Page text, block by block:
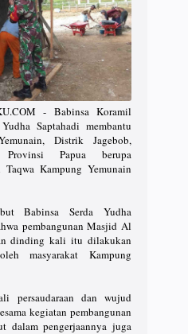
- Babinsa Koramil
Saptahadi membantu
Distrik Jagebob,
Provinsi Papua berupa
Kampung Yemunain
Babinsa Serda Yudha
pembangunan Masjid Al
dinding kali itu dilakukan
masyarakat Kampung
persaudaraan dan wujud
kegiatan pembangunan
dalam pengerjaannya juga